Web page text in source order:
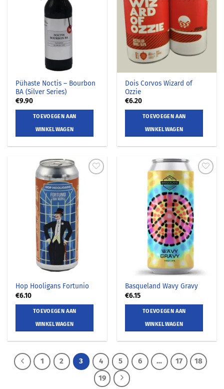
Pühaste Noctis – Bourbon
BA (Silver Series)
€9.90
TOEVOEGEN AAN
WINKELWAGEN
Dois Corvos Wizard of
Ozzie
€6.20
TOEVOEGEN AAN
WINKELWAGEN
Hop Hooligans Fortunio
€6.10
TOEVOEGEN AAN
WINKELWAGEN
Basqueland Wavy Gravy
€6.15
TOEVOEGEN AAN
WINKELWAGEN
1 2 3 4 5 6 … 17
18
19